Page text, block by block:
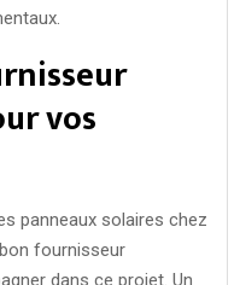
vos
panneaux solaires chez
fournisseur
dans ce projet. Un